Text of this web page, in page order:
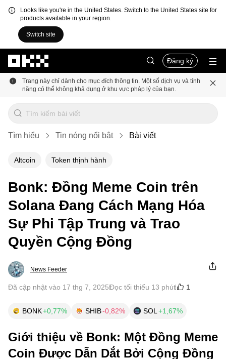
Looks like you're in the United States. Switch to the United States site for
products available in your region.
Switch site
Đăng ký
Trang này chỉ dành cho mục đích thông tin. Một số dịch vụ và tính
năng có thể không khả dụng ở khu vực pháp lý của bạn.
Tìm hiểu Tin nóng nổi bật Bài viết
Altcoin Token thịnh hành
Bonk: Đồng Meme Coin trên
Solana Đang Cách Mạng Hóa
Sự Phi Tập Trung và Trao
Quyền Cộng Đồng
News Feeder
Đã cập nhật vào 17 thg 7, 2025Đọc tối thiểu 13 phút 1
BONK+0,77% SHIB-0,82% SOL +1,67%
Giới thiệu về Bonk: Một Đồng Meme
Coin Được Dẫn Dắt Bởi Cộng Đồng